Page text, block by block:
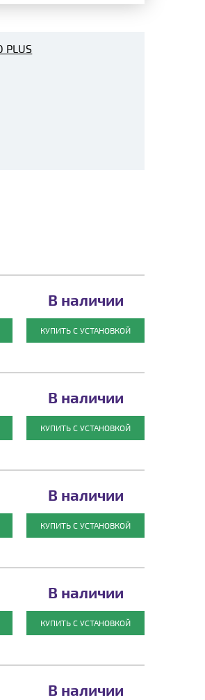
PLUS
В наличии
КУПИТЬ С УСТАНОВКОЙ
В наличии
КУПИТЬ С УСТАНОВКОЙ
В наличии
КУПИТЬ С УСТАНОВКОЙ
В наличии
КУПИТЬ С УСТАНОВКОЙ
В наличии